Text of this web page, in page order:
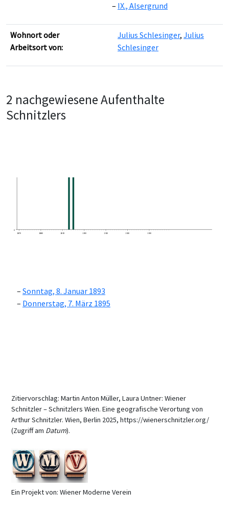
OpenStreetMapcontributors ©CARTO
IX., Alsergrund
Wohnort oder
Arbeitsort von:
Julius Schlesinger, Julius
Schlesinger
2 nachgewiesene Aufenthalte
Schnitzlers
0
1870
1880 1890 1900 1910 1920 1930
Sonntag, 8. Januar 1893
Donnerstag, 7. März 1895
Zitiervorschlag: Martin Anton Müller, Laura Untner: Wiener
Schnitzler – Schnitzlers Wien. Eine geografische Verortung von
Arthur Schnitzler. Wien, Berlin 2025, https://wienerschnitzler.org/
(Zugriff am Datum).
Ein Projekt von: Wiener Moderne Verein